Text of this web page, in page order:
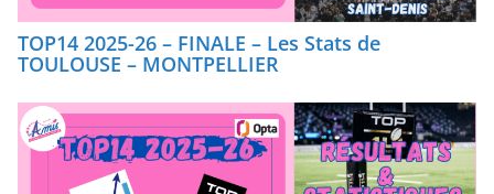
TOP14 2025-26 – FINALE – Les Stats de
TOULOUSE – MONTPELLIER